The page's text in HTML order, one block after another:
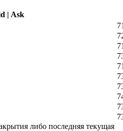
| Ask
либо последняя текущая